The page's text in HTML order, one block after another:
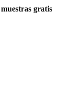
muestras gratis